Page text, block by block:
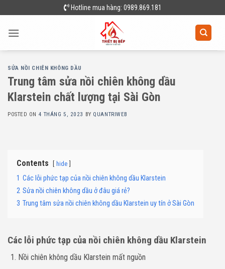
to
content
Hotline mua hàng: 0989.869.181
SỬA NỒI CHIÊN KHÔNG DẦU
Trung tâm sửa nồi chiên không dầu
Klarstein chất lượng tại Sài Gòn
POSTED ON 4 THÁNG 5, 2023 BY QUANTRIWEB
Contents hide
1 Các lỗi phức tạp của nồi chiên không dầu Klarstein
2 Sửa nồi chiên không dầu ở đâu giá rẻ?
3 Trung tâm sửa nồi chiên không dầu Klarstein uy tín ở Sài Gòn
Các lỗi phức tạp của nồi chiên không dầu Klarstein
Nồi chiên không dầu Klarstein mất nguồn